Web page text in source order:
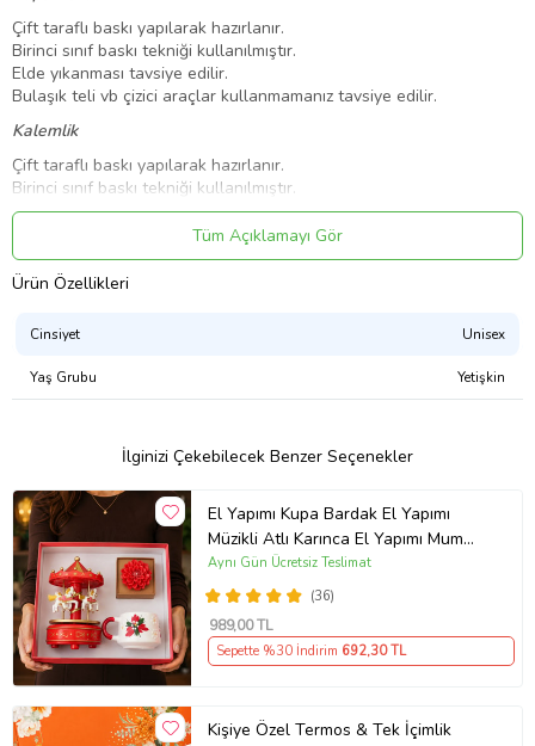
Çift taraflı baskı yapılarak hazırlanır.
Birinci sınıf baskı tekniği kullanılmıştır.
Elde yıkanması tavsiye edilir.
Bulaşık teli vb çizici araçlar kullanmamanız tavsiye edilir.
Kalemlik
Çift taraflı baskı yapılarak hazırlanır.
Birinci sınıf baskı tekniği kullanılmıştır.
Ahşap ve seramik olarak 2 parçadan oluşmaktadır.
Tek taraflı baskı yapılarak hazırlanır.
Taş ve ahşap mini şövale olarak 2 parçadan oluşmaktadır.
Tüm Açıklamayı Gör
Ürün Özellikleri
Cinsiyet Unisex
Yaş Grubu Yetişkin
İlginizi Çekebilecek Benzer Seçenekler
El Yapımı Kupa Bardak El Yapımı
Müzikli Atlı Karınca El Yapımı Mum
AYN34
(36)
Aynı Gün Ücretsiz Teslimat
989,00 TL
Sepette %30 İndirim 692,30 TL
Kişiye Özel Termos & Tek İçimlik